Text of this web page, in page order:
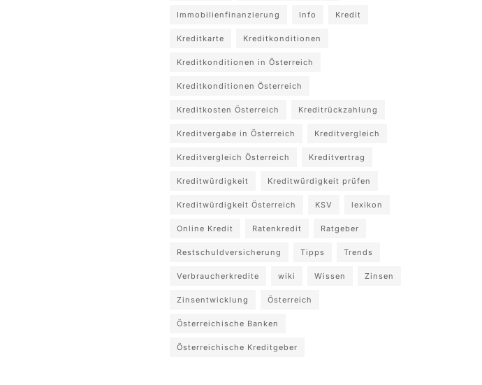
Immobilienfinanzierung Info Kredit
Kreditkarte Kreditkonditionen
Kreditkonditionen in Österreich
Kreditkonditionen Österreich
Kreditkosten Österreich Kreditrückzahlung
Kreditvergabe in Österreich Kreditvergleich
Kreditvergleich Österreich Kreditvertrag
Kreditwürdigkeit Kreditwürdigkeit prüfen
Kreditwürdigkeit Österreich KSV lexikon
Online Kredit Ratenkredit Ratgeber
Restschuldversicherung Tipps Trends
Verbraucherkredite wiki Wissen Zinsen
Zinsentwicklung Österreich
Österreichische Banken
Österreichische Kreditgeber